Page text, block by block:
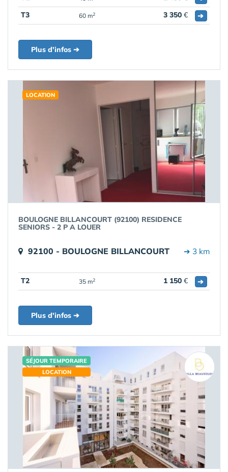
T3
60 m2 3 350 € ➔
Plus d'infos ➔
LOCATION
BOULOGNE BILLANCOURT (92100) RESIDENCE
SENIORS - 2 P A LOUER
92100 - BOULOGNE BILLANCOURT ➔ 3 km
T2 35 m2 1 150 € ➔
Plus d'infos ➔
SÉJOUR TEMPORAIRE
LOCATION